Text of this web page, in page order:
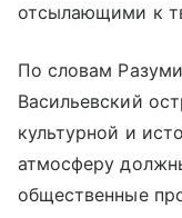
отсылающими к
По словам
Васильевский
культурной и
атмосферу
общественные